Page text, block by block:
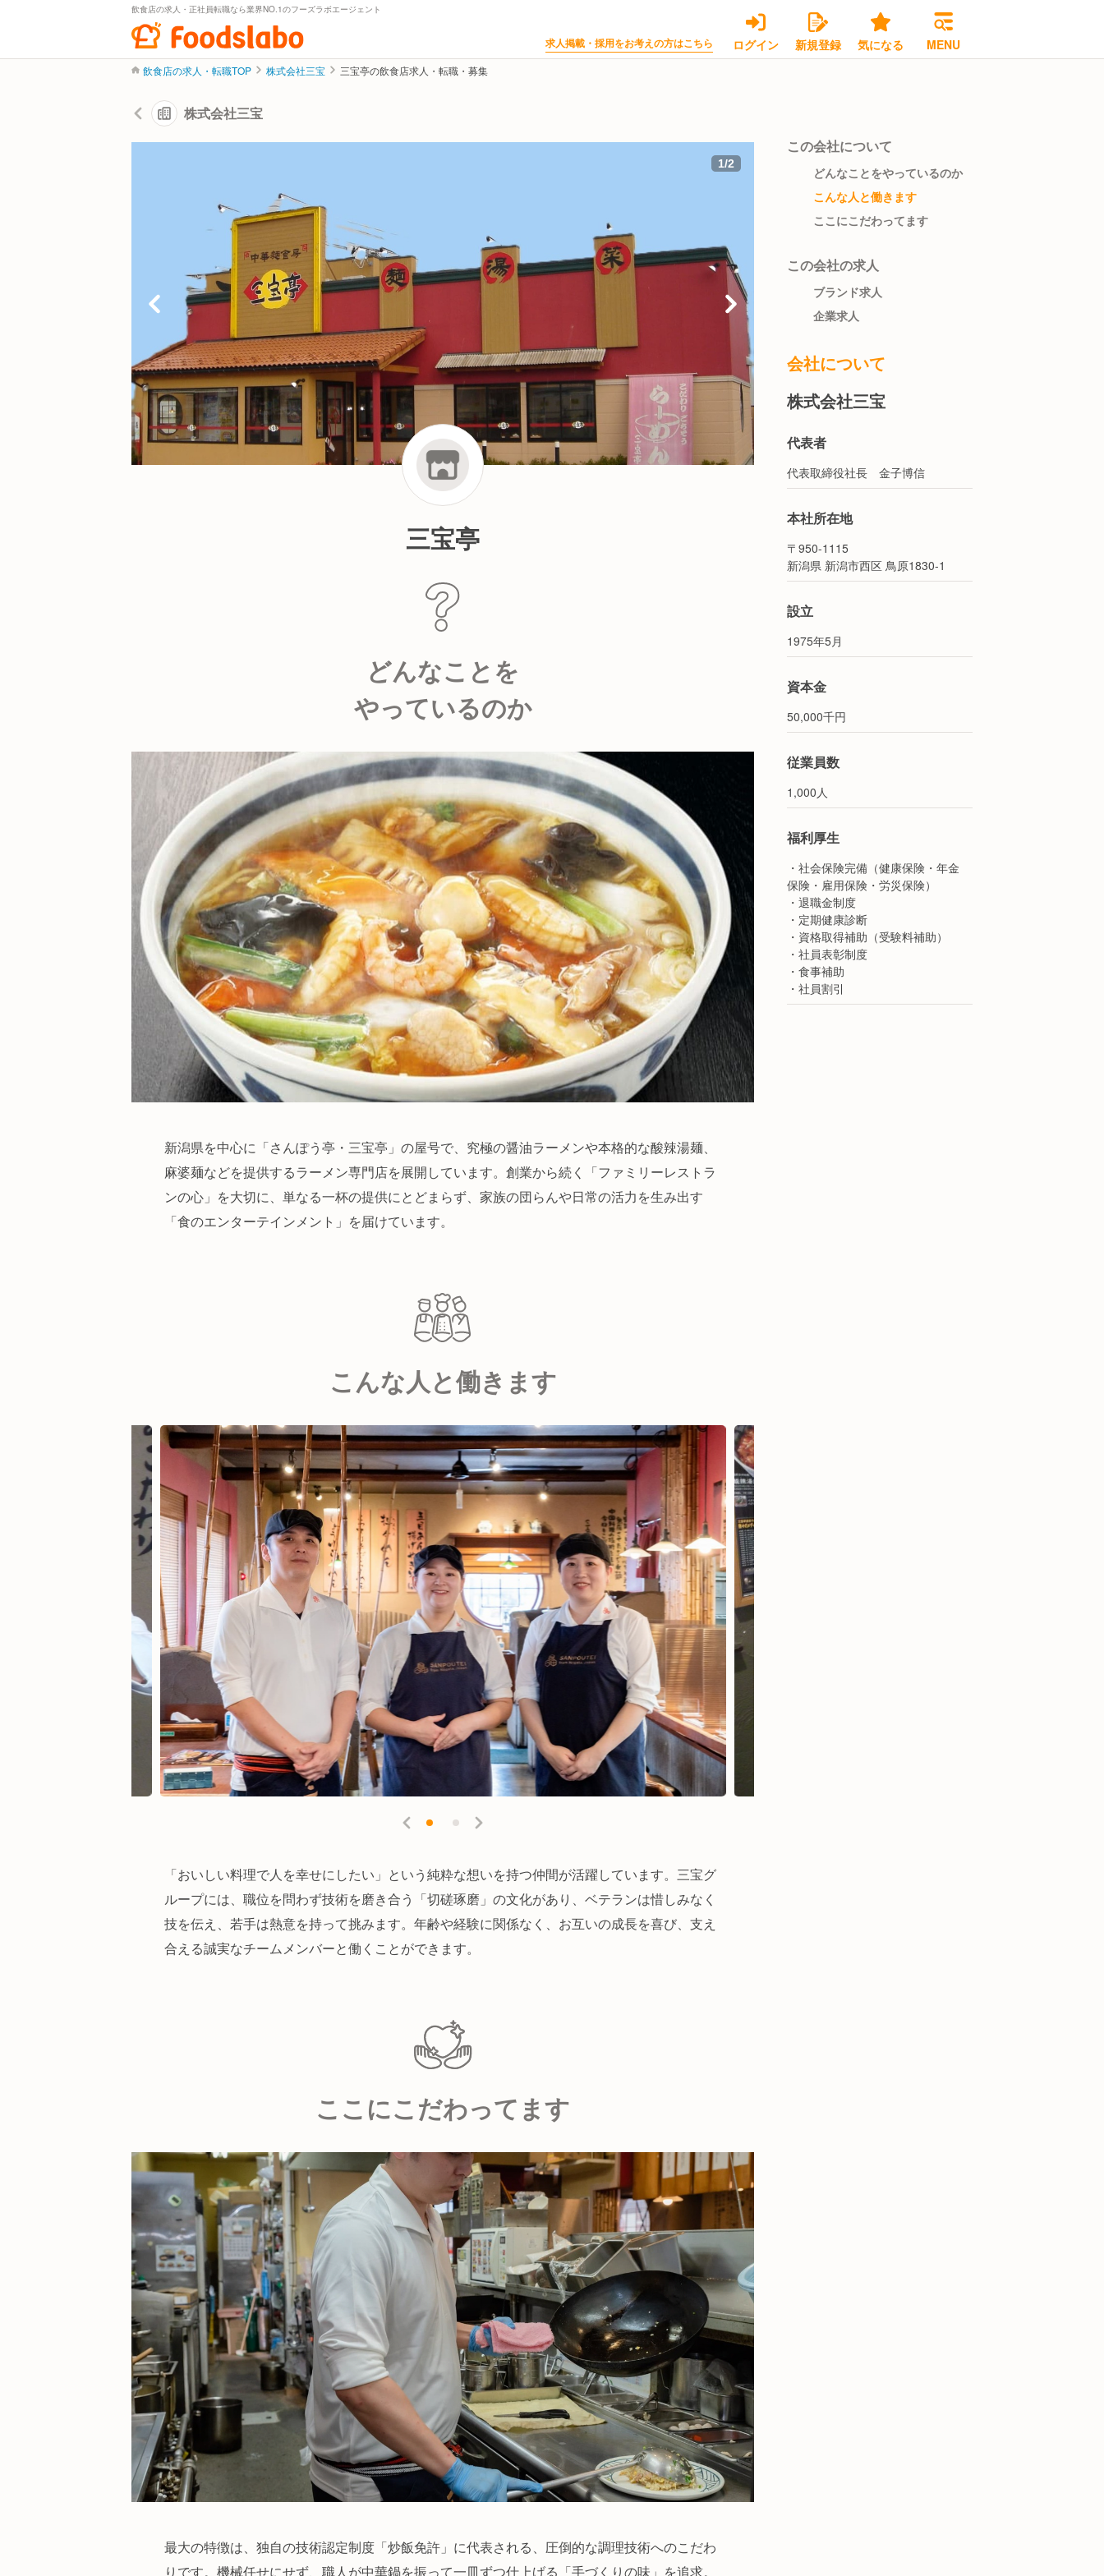
飲食店の求人・正社員転職なら業界NO.1のフーズラボエージェント
求人掲載・採用をお考えの方はこちら ログイン 新規登録 気になる MENU
飲食店の求人・転職TOP 株式会社三宝 三宝亭の飲食店求人・転職・募集
株式会社三宝
1/2
三宝亭
どんなことを
やっているのか
新潟県を中心に「さんぽう亭・三宝亭」の屋号で、究極の醤油ラーメンや本格的な酸辣湯麺、
麻婆麺などを提供するラーメン専門店を展開しています。創業から続く「ファミリーレストラ
ンの心」を大切に、単なる一杯の提供にとどまらず、家族の団らんや日常の活力を生み出す
「食のエンターテインメント」を届けています。
こんな人と働きます
「おいしい料理で人を幸せにしたい」という純粋な想いを持つ仲間が活躍しています。三宝グ
ループには、職位を問わず技術を磨き合う「切磋琢磨」の文化があり、ベテランは惜しみなく
技を伝え、若手は熱意を持って挑みます。年齢や経験に関係なく、お互いの成長を喜び、支え
合える誠実なチームメンバーと働くことができます。
ここにこだわってます
最大の特徴は、独自の技術認定制度「炒飯免許」に代表される、圧倒的な調理技術へのこだわ
りです。機械任せにせず、職人が中華鍋を振って一皿ずつ仕上げる「手づくりの味」を追求。
この会社について
どんなことをやっているのか
こんな人と働きます
ここにこだわってます
この会社の求人
ブランド求人
企業求人
会社について
株式会社三宝
代表者
代表取締役社長 金子博信
本社所在地
〒950-1115
新潟県 新潟市西区 鳥原1830-1
設立
1975年5月
資本金
50,000千円
従業員数
1,000人
福利厚生
・社会保険完備（健康保険・年金
保険・雇用保険・労災保険）
・退職金制度
・定期健康診断
・資格取得補助（受験料補助）
・社員表彰制度
・食事補助
・社員割引